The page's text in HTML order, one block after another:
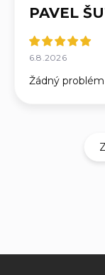
PAVEL
6.8.2026
Žádný problém